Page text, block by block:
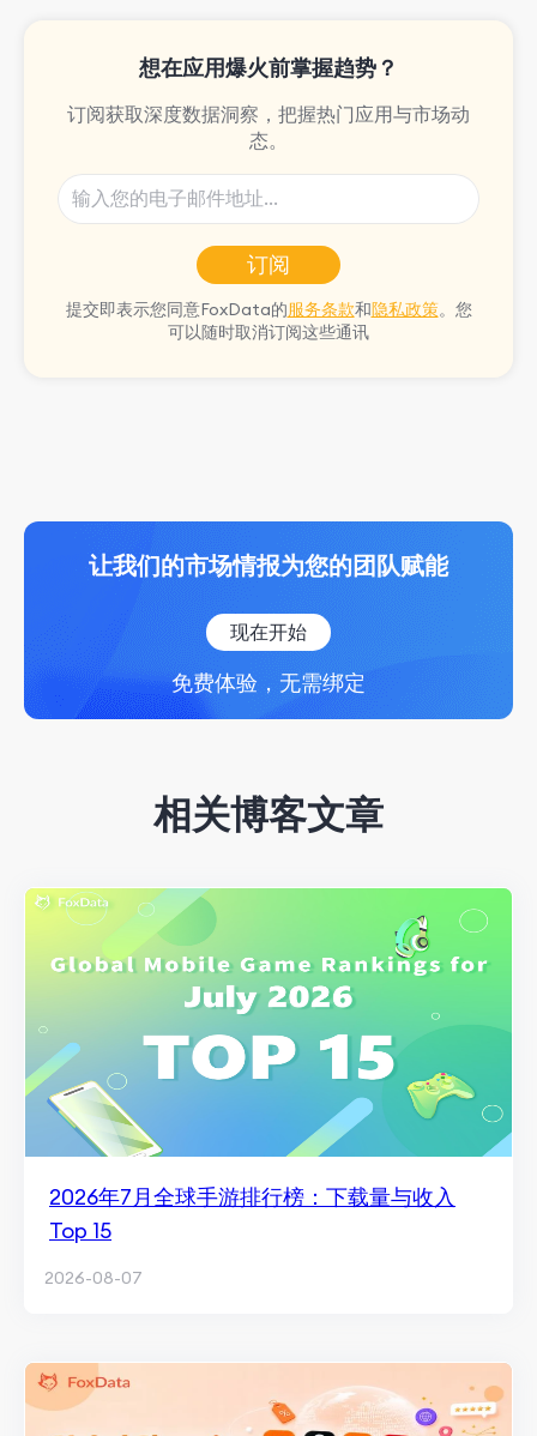
想在应用爆火前掌握趋势？
订阅获取深度数据洞察，把握热门应用与市场动
态。
订阅
提交即表示您同意FoxData的服务条款和隐私政策。您
可以随时取消订阅这些通讯
让我们的市场情报为您的团队赋能
现在开始
免费体验，无需绑定
相关博客文章
2026年7月全球手游排行榜：下载量与收入
Top 15
2026-08-07